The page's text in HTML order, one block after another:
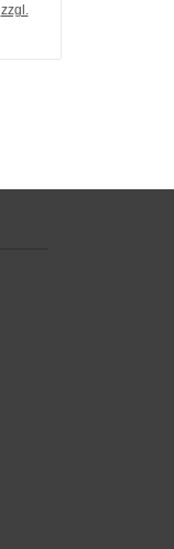
zzgl.